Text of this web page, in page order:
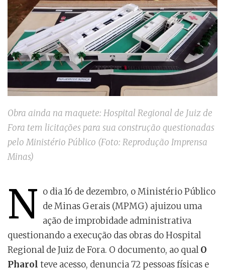
Obra ainda na maquete: Hospital Regional de Juiz de
Fora tem licitações para sua construção questionadas
pelo Ministério Público (Foto: Reprodução Imprensa
Minas)
N o dia 16 de dezembro, o Ministério Público
de Minas Gerais (MPMG) ajuizou uma
ação de improbidade administrativa
questionando a execução das obras do Hospital
Regional de Juiz de Fora. O documento, ao qualO
Pharol teve acesso, denuncia 72 pessoas físicas e